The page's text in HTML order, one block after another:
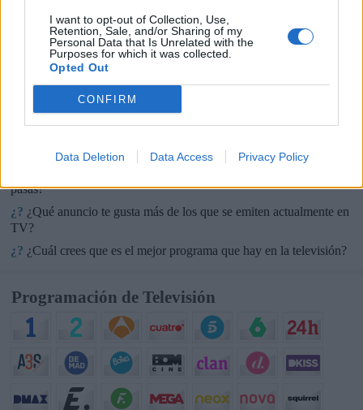
I want to opt-out of Collection, Use,
Retention, Sale, and/or Sharing of my
Personal Data that Is Unrelated with the
Purposes for which it was collected.
Opted Out
CONFIRM
Data Deletion Data Access Privacy Policy
Añadir un comentario ...
streaming que te mantendrán pegado a la
pantalla. 💥 De dramas épicos a risas puras. 🏆
¡Guarda esta colección para tu próximo
maratón! 🍿🎬🎟️
Opina de Tele
Para ti, ¿cuál es la mejor serie de TV que se emite en España?
¿Qué serie te gustaría que repusieran en televisión?
pasas?
¿? ¿Qué anuncio te gusta más de los que se emiten actualmente en
TV?
¿? ¿Cuál crees que es el mejor programa que hay en la televisión?
Programación de Televisión